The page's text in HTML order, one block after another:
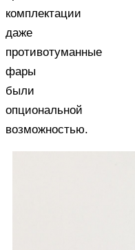
комплектации
даже
противотуманные
фары
были
опциональной
возможностью.